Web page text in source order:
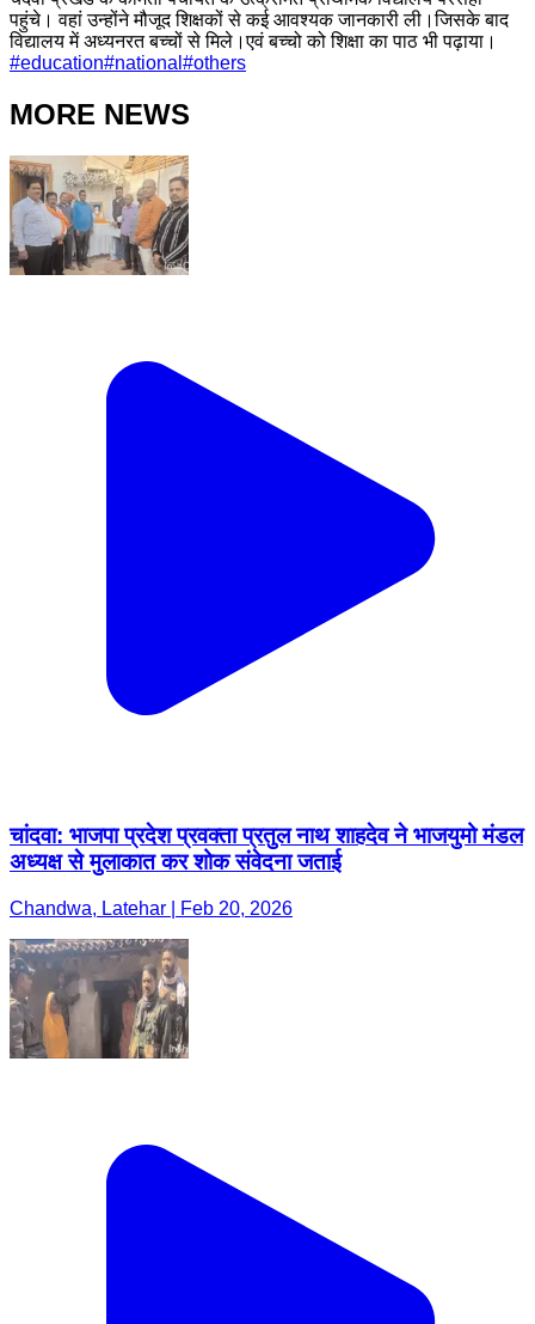
पहुंचे। वहां उन्होंने मौजूद शिक्षकों से कई आवश्यक जानकारी ली।जिसके बाद
विद्यालय में अध्यनरत बच्चों से मिले।एवं बच्चो को शिक्षा का पाठ भी पढ़ाया।
#education#national #others
MORE NEWS
चांदवा: भाजपा प्रदेश प्रवक्ता प्रतुल नाथ शाहदेव ने भाजयुमो मंडल
अध्यक्ष से मुलाकात कर शोक संवेदना जताई
Chandwa, Latehar | Feb 20, 2026